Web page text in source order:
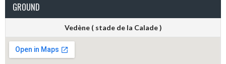
GROUND
Vedène ( stade de la Calade )